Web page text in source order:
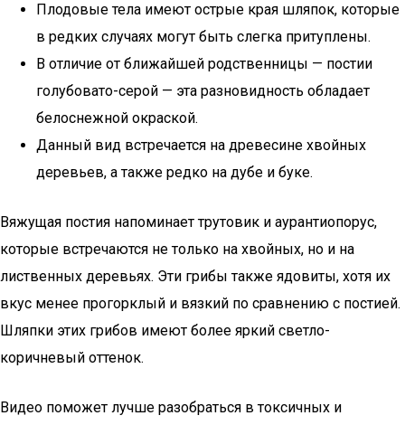
Плодовые тела имеют острые края шляпок, которые
в редких случаях могут быть слегка притуплены.
В отличие от ближайшей родственницы — постии
голубовато-серой — эта разновидность обладает
белоснежной окраской.
Данный вид встречается на древесине хвойных
деревьев, а также редко на дубе и буке.
Вяжущая постия напоминает трутовик и аурантиопорус,
которые встречаются не только на хвойных, но и на
лиственных деревьях. Эти грибы также ядовиты, хотя их
вкус менее прогорклый и вязкий по сравнению с постией.
Шляпки этих грибов имеют более яркий светло-
коричневый оттенок.
Видео поможет лучше разобраться в токсичных и